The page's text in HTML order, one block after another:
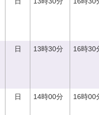
日 13時30分 16時30
日 14時00分 16時00